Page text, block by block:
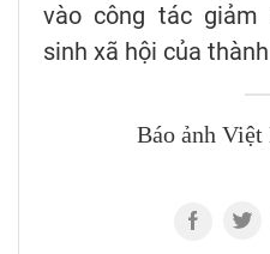
vào công tác giảm
sinh xã hội của
Báo ảnh